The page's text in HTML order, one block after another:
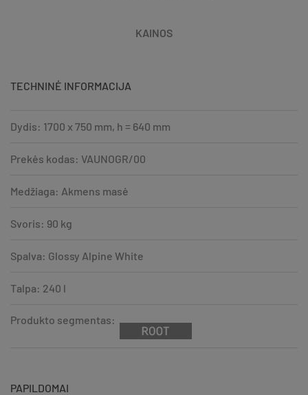
KAINOS
TECHNINĖ INFORMACIJA
Dydis: 1700 x 750 mm, h = 640 mm
Prekės kodas: VAUNOGR/00
Medžiaga: Akmens masė
Svoris: 90 kg
Spalva: Glossy Alpine White
Talpa: 240 l
Produkto segmentas:
PAPILDOMAI